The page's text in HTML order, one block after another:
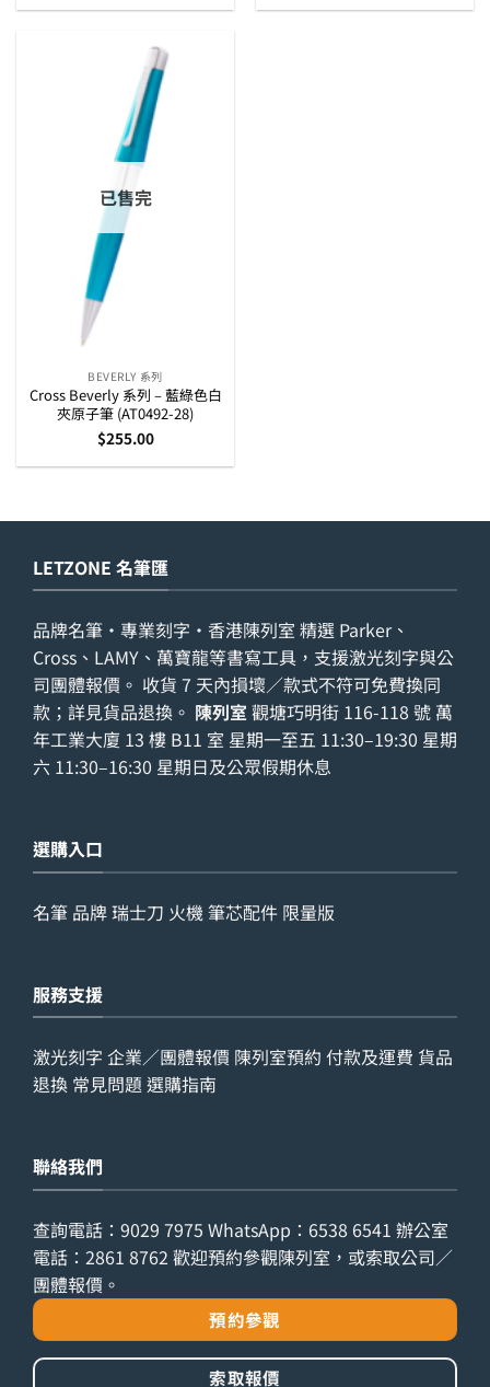
已售完
BEVERLY 系列
Cross Beverly 系列 – 藍綠色白
夾原子筆 (AT0492-28)
$255.00
LETZONE 名筆匯
品牌名筆・專業刻字・香港陳列室 精選 Parker、
Cross、LAMY、萬寶龍等書寫工具，支援激光刻字與公
司團體報價。 收貨 7 天內損壞／款式不符可免費換同
款；詳見貨品退換 。 陳列室 觀塘巧明街 116-118 號 萬
年工業大廈 13 樓 B11 室 星期一至五 11:30–19:30 星期
六 11:30–16:30 星期日及公眾假期休息
選購入口
名筆 品牌瑞士刀 火機筆芯配件 限量版
服務支援
激光刻字 企業／團體報價 陳列室預約 付款及運費 貨品
退換 常見問題 選購指南
聯絡我們
查詢電話： 9029 7975 WhatsApp： 6538 6541 辦公室
電話： 2861 8762 歡迎預約參觀陳列室，或索取公司／
團體報價。
預約參觀
索取報價